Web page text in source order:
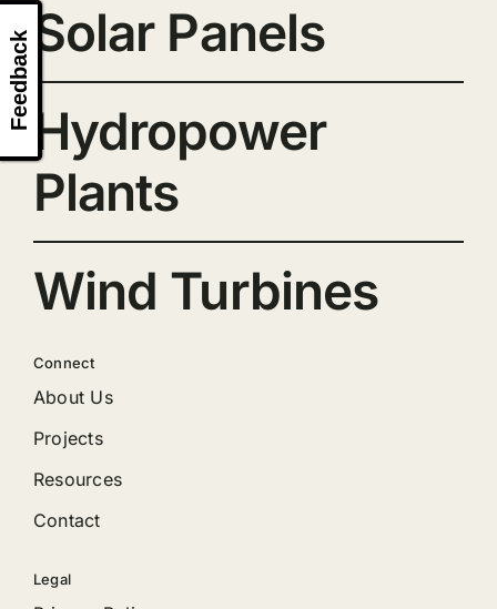
Solar Panels
Hydropower
Plants
Wind Turbines
Connect
About Us
Projects
Resources
Contact
Legal
Feedback